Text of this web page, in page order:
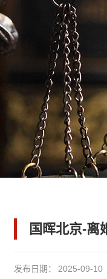
国晖北京-离
发布日期： 2025-09-10